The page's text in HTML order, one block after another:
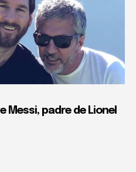
Messi, padre de Lionel